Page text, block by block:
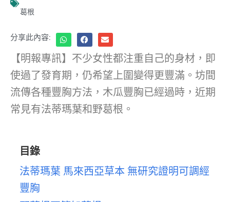
葛根
分享此內容:
【明報專訊】不少女性都注重自己的身材，即
使過了發育期，仍希望上圍變得更豐滿。坊間
流傳各種豐胸方法，木瓜豐胸已經過時，近期
常見有法蒂瑪葉和野葛根。
目錄
法蒂瑪葉 馬來西亞草本 無研究證明可調經
豐胸